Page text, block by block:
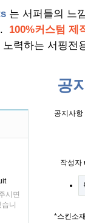
는 서퍼들의 느
100%커스텀 제
력하는 서핑전
시면
니
공
공지사항
작성자
*스킨소